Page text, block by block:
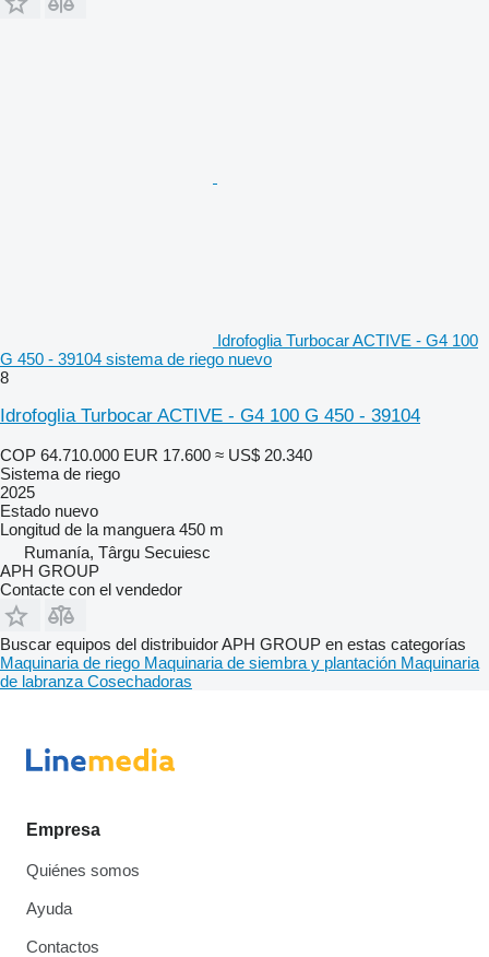
Idrofoglia Turbocar ACTIVE - G4 100
G 450 - 39104 sistema de riego nuevo
8
Idrofoglia Turbocar ACTIVE - G4 100 G 450 - 39104
COP 64.710.000 EUR 17.600 ≈ US$ 20.340
Sistema de riego
2025
Estado nuevo
Longitud de la manguera 450 m
Rumanía, Târgu Secuiesc
APH GROUP
Contacte con el vendedor
Buscar equipos del distribuidor APH GROUP en estas categorías
Maquinaria de riego Maquinaria de siembra y plantación Maquinaria
de labranza Cosechadoras
Empresa
Quiénes somos
Ayuda
Contactos